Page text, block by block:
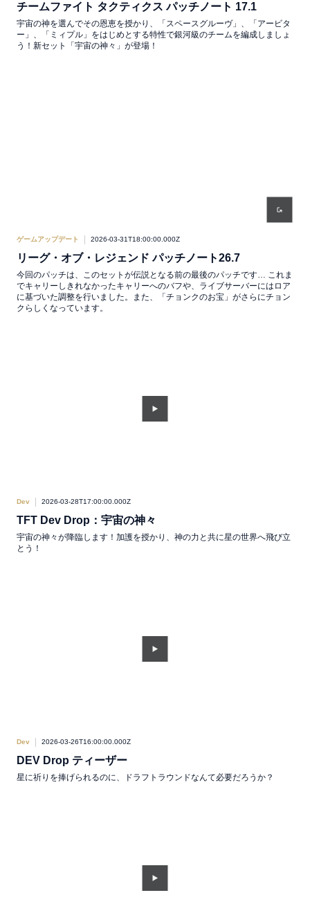
チームファイト タクティクス パッチノート 17.1
宇宙の神を選んでその恩恵を授かり、「スペースグルーヴ」、「アービタ
ー」、「ミィプル」をはじめとする特性で銀河級のチームを編成しましょ
う！新セット「宇宙の神々」が登場！
ゲームアップデート 2026-03-31T18:00:00.000Z
リーグ・オブ・レジェンド パッチノート26.7
今回のパッチは、このセットが伝説となる前の最後のパッチです… これま
でキャリーしきれなかったキャリーへのバフや、ライブサーバーにはロア
に基づいた調整を行いました。また、「チョンクのお宝」がさらにチョン
クらしくなっています。
Dev 2026-03-28T17:00:00.000Z
TFT Dev Drop：宇宙の神々
宇宙の神々が降臨します！加護を授かり、神の力と共に星の世界へ飛び立
とう！
Dev 2026-03-26T16:00:00.000Z
DEV Drop ティーザー
星に祈りを捧げられるのに、ドラフトラウンドなんて必要だろうか？